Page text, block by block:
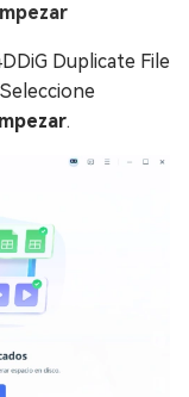
Duplicate File
.